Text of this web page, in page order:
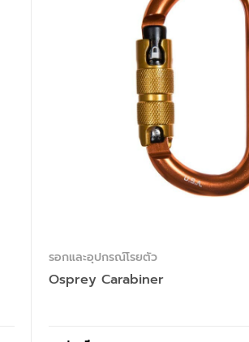
รอกและอุปกรณ์โรยตัว
Osprey Carabiner